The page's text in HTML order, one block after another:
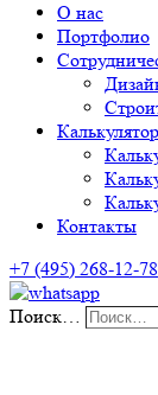
О нас
Портфолио
Контакты
+7 (495) 268-12-78
Поиск…